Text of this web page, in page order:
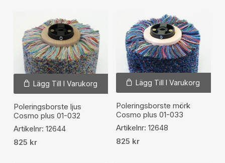
Lägg Till I Varukorg
Poleringsborste ljus
Cosmo plus 01-032
Artikelnr: 12644
825 kr
Lägg Till I Varukorg
Poleringsborste mörk
Cosmo plus 01-033
Artikelnr: 12648
825 kr